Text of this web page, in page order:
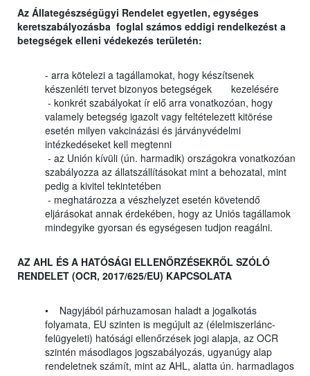
Az Állategészségügyi Rendelet egyetlen, egységes
keretszabályozásba foglal számos eddigi rendelkezést a
betegségek elleni védekezés területén:
- arra kötelezi a tagállamokat, hogy készítsenek
készenléti tervet bizonyos betegségek kezelésére
- konkrét szabályokat ír elő arra vonatkozóan, hogy
valamely betegség igazolt vagy feltételezett kitörése
esetén milyen vakcinázási és járványvédelmi
intézkedéseket kell megtenni
- az Unión kívüli (ún. harmadik) országokra vonatkozóan
szabályozza az állatszállításokat mint a behozatal, mint
pedig a kivitel tekintetében
- meghatározza a vészhelyzet esetén követendő
eljárásokat annak érdekében, hogy az Uniós tagállamok
mindegyike gyorsan és egységesen tudjon reagálni.
AZ AHL ÉS A HATÓSÁGI ELLENŐRZÉSEKRŐL SZÓLÓ
RENDELET (OCR, 2017/625/EU) KAPCSOLATA
• Nagyjából párhuzamosan haladt a jogalkotás
folyamata, EU szinten is megújult az (élelmiszerlánc-
felügyeleti) hatósági ellenőrzések jogi alapja, az OCR
szintén másodlagos jogszabályozás, ugyanúgy alap
rendeletnek számít, mint az AHL, alatta ún. harmadlagos